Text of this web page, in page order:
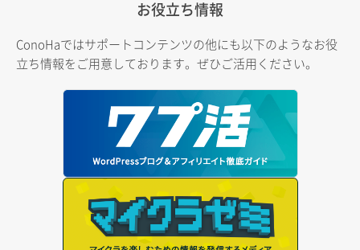
お役立ち情報
ConoHaではサポートコンテンツの他にも以下のようなお役
立ち情報をご用意しております。ぜひご活用ください。